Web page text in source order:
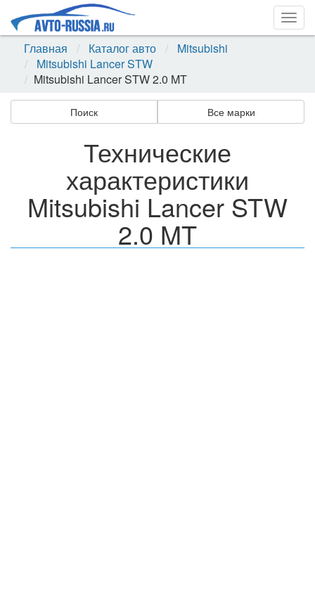
Главная
Каталог авто
Mitsubishi
Mitsubishi Lancer STW
Mitsubishi Lancer STW 2.0 MT
Поиск Все марки
Технические
характеристики
Mitsubishi Lancer STW
2.0 MT